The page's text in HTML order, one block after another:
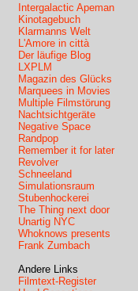
Intergalactic Apeman
Kinotagebuch
Klarmanns Welt
L'Amore in città
Der läufige Blog
LXPLM
Magazin des Glücks
Marquees in Movies
Multiple Filmstörung
Nachtsichtgeräte
Negative Space
Randpop
Remember it for later
Revolver
Schneeland
Simulationsraum
Stubenhockerei
The Thing next door
Unartig NYC
Whoknows presents
Frank Zumbach
Andere Links
Filmtext-Register